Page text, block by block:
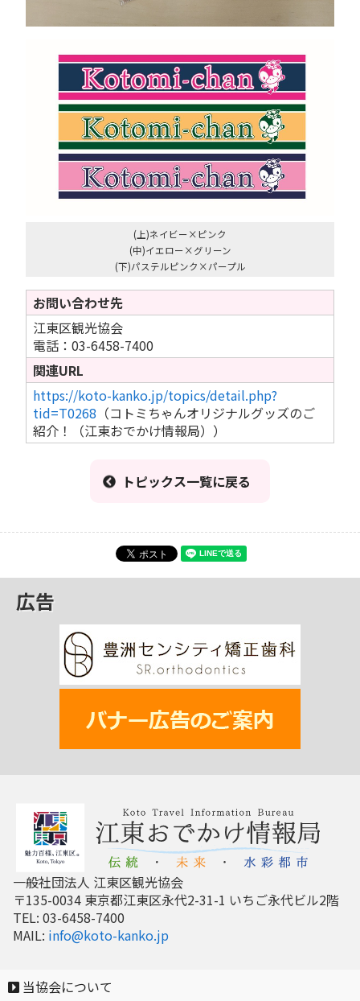
(上)ネイビー×ピンク
(中)イエロー×グリーン
(下)パステルピンク×パープル
お問い合わせ先
江東区観光協会
電話：03-6458-7400
関連URL
https://koto-kanko.jp/topics/detail.php?
tid=T0268 （コトミちゃんオリジナルグッズのご
紹介！（江東おでかけ情報局））
トピックス一覧に戻る
広告
一般社団法人 江東区観光協会
〒135-0034 東京都江東区永代2-31-1 いちご永代ビル2階
TEL: 03-6458-7400
MAIL: info@koto-kanko.jp
当協会について